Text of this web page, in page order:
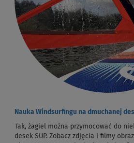
Nauka Windsurfingu na dmuchanej
Tak, żagiel można przymocować do
desek SUP. Zobacz zdjęcia i filmy